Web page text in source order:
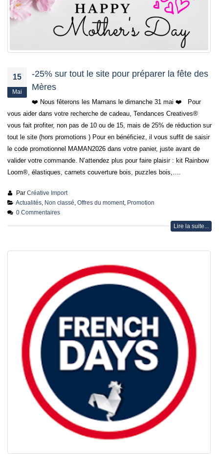
15
Mai
-25% sur tout le site pour préparer la fête des
Mères
❤️ Nous fêterons les Mamans le dimanche 31 mai ❤️ Pour
vous aider dans votre recherche de cadeau, Tendances Creatives®
vous fait profiter, non pas de 10 ou de 15, mais de 25% de réduction sur
tout le site (hors promotions ) Pour en bénéficiez, il vous suffit de saisir
le code promotionnel MAMAN2026 dans votre panier, juste avant de
valider votre commande. N’attendez plus pour faire plaisir : kit Rainbow
Loom®, élastiques, carnets couverture bois, puzzles bois,….
Par Créative Import
Actualités, Non classé Offres du moment, Promotion
0 Commentaires
Lire la suite...